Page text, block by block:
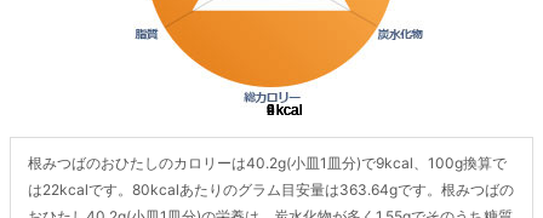
根みつばのおひたしのカロリーは40.2g(小皿1皿分)で9kcal、100g換算で
は22kcalです。80kcalあたりのグラム目安量は363.64gです。根みつばの